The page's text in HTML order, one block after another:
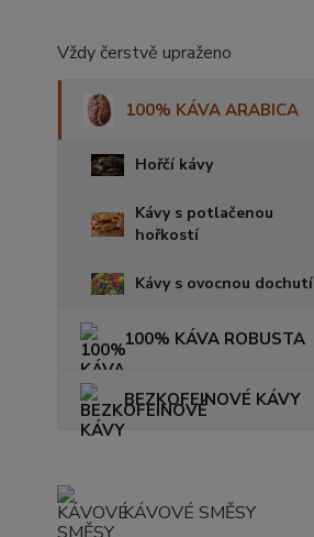
Vždy čerstvě upraženo
100% KÁVA ARABICA
Hořčí kávy
Kávy s potlačenou
hořkostí
Kávy s ovocnou dochutí
100% KÁVA ROBUSTA
BEZKOFEINOVÉ KÁVY
KÁVOVÉ SMĚSY